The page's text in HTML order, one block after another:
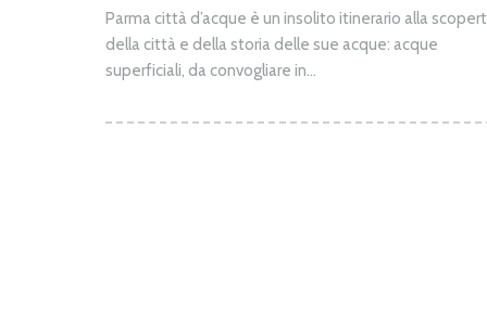
Parma città d’acque è un insolito itinerario alla
della città e della storia delle sue acque: acque
superficiali, da convogliare in...